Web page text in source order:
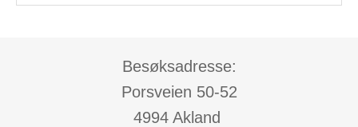
Besøksadresse:
Porsveien 50-52
4994 Akland